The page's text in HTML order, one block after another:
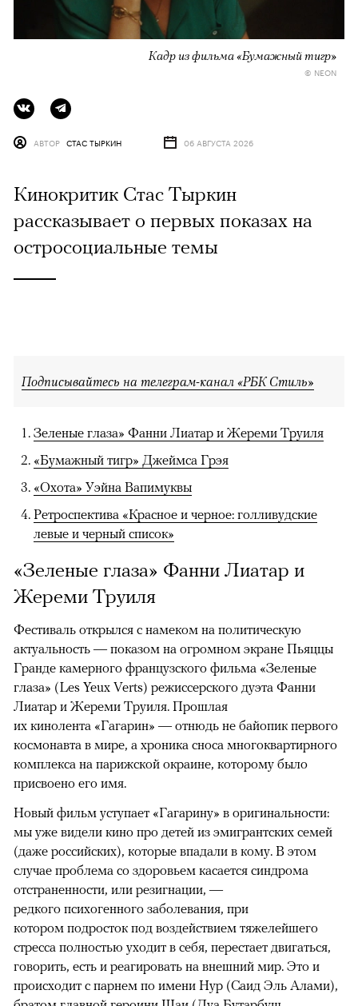
Кадр из фильма «Бумажный тигр»
© NEON
АВТОР СТАС ТЫРКИН 06 АВГУСТА 2026
Кинокритик Стас Тыркин
рассказывает о первых показах на
остросоциальные темы
Подписывайтесь на телеграм-канал «РБК Стиль»
Зеленые глаза» Фанни Лиатар и Жереми Труиля
«Бумажный тигр» Джеймса Грэя
«Охота» Уэйна Вапимуквы
Ретроспектива «Красное и черное: голливудские
левые и черный список»
«Зеленые глаза» Фанни Лиатар и
Жереми Труиля
Фестиваль открылся с намеком на политическую
актуальность — показом на огромном экране Пьяццы
Гранде камерного французского фильма «Зеленые
глаза» (Les Yeux Verts) режиссерского дуэта Фанни
Лиатар и Жереми Труиля. Прошлая
их кинолента «Гагарин» — отнюдь не байопик первого
космонавта в мире, а хроника сноса многоквартирного
комплекса на парижской окраине, которому было
присвоено его имя.
Новый фильм уступает «Гагарину» в оригинальности:
мы уже видели кино про детей из эмигрантских семей
(даже российских), которые впадали в кому. В этом
случае проблема со здоровьем касается синдрома
отстраненности, или резигнации, —
редкого психогенного заболевания, при
котором подросток под воздействием тяжелейшего
стресса полностью уходит в себя, перестает двигаться,
говорить, есть и реагировать на внешний мир. Это и
происходит с парнем по имени Нур (Саид Эль Алами),